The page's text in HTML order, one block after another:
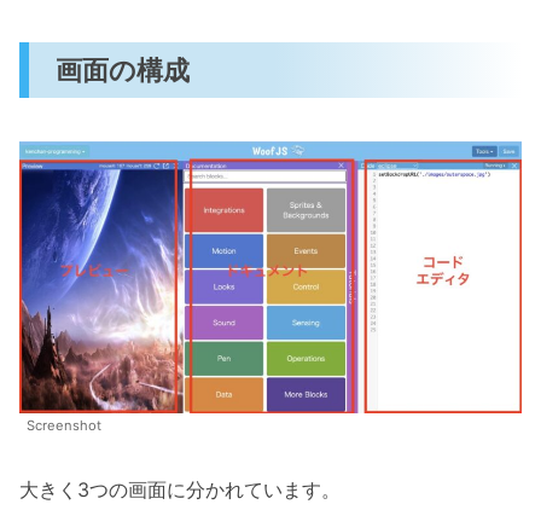
画面の構成
Screenshot
大きく3つの画面に分かれています。